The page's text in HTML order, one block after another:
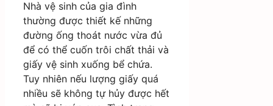
Nhà vệ sinh của gia đình
thường được thiết kế những
đường ống thoát nước vừa đủ
để có thể cuốn trôi chất thải và
giấy vệ sinh xuống bể chứa.
Tuy nhiên nếu lượng giấy quá
nhiều sẽ không tự hủy được hết